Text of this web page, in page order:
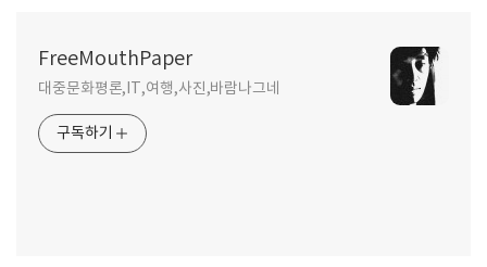
FreeMouthPaper
대중문화평론,IT,여행,사진,바람나그네
구독하기